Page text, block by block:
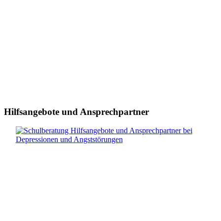
Hilfsangebote und Ansprechpartner